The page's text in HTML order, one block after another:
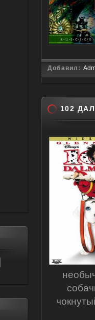
Добавил:
102